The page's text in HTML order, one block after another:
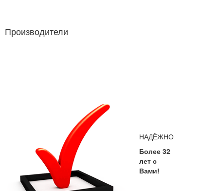
Производители
НАДЁЖНО
Более 32
лет с
Вами!